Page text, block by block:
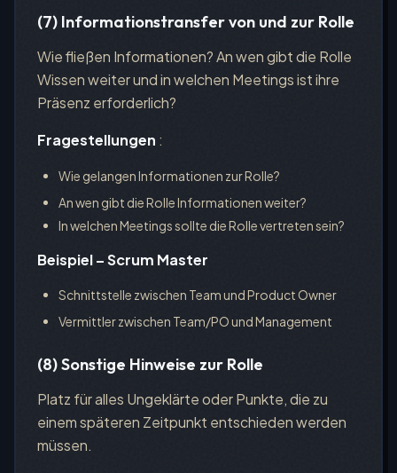
(7) Informationstransfer von und zur Rolle
Wie fließen Informationen? An wen gibt die Rolle
Wissen weiter und in welchen Meetings ist ihre
Präsenz erforderlich?
Fragestellungen :
Wie gelangen Informationen zur Rolle?
An wen gibt die Rolle Informationen weiter?
In welchen Meetings sollte die Rolle vertreten sein?
Beispiel – Scrum Master
Schnittstelle zwischen Team und Product Owner
Vermittler zwischen Team/PO und Management
(8) Sonstige Hinweise zur Rolle
Platz für alles Ungeklärte oder Punkte, die zu
einem späteren Zeitpunkt entschieden werden
müssen.